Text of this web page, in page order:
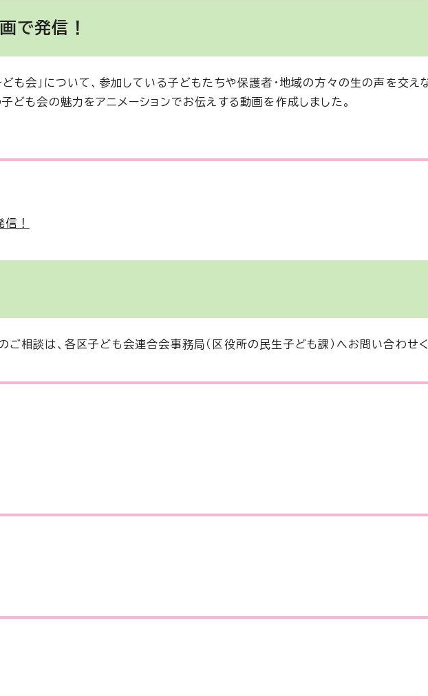
で発信！
も会」について、参加している子どもたちや保護者・地域の方々の生の声を交え
ども会の魅力をアニメーションでお伝えする動画を作成しました。
！
相談は、各区子ども会連合会事務局（区役所の民生子ども課）へお問い合わせ